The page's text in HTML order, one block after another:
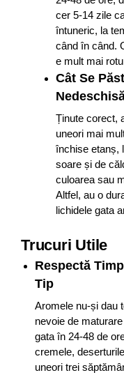
cer 5-14 zile
întuneric, la
când în când.
e mult mai
Cât Se
Ținute corect,
uneori mai
închise etanș,
soare și de
culoarea sau
Altfel, au o
lichidele gata
Trucuri Utile
Respectă
Tip
Aromele nu-și dau
nevoie de
gata în 24-48 de
cremele,
uneori trei